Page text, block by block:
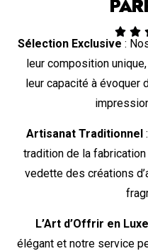
 
Sélection Exclusive :
leur composition
leur capacité à évoquer
Artisanat Traditionnel
tradition de la
vedette des créations
L’Art d’Offrir en
élégant et notre service